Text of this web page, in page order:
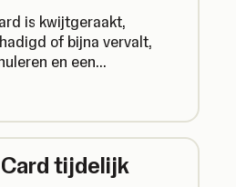
is kwijtgeraakt,
of bijna vervalt,
en een
tijdelijk